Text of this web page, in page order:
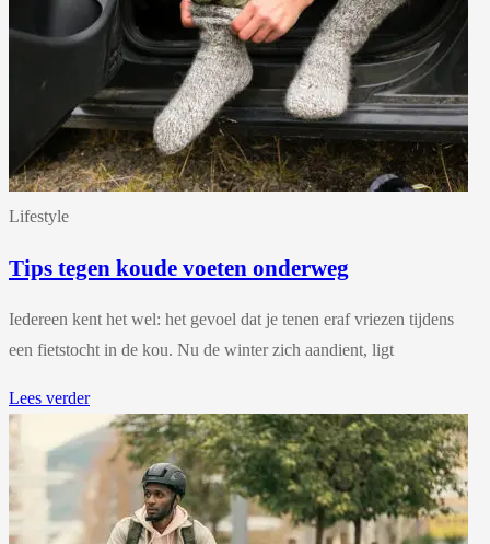
Lifestyle
Tips tegen koude voeten onderweg
Iedereen kent het wel: het gevoel dat je tenen eraf vriezen tijdens
een fietstocht in de kou. Nu de winter zich aandient, ligt
Lees verder